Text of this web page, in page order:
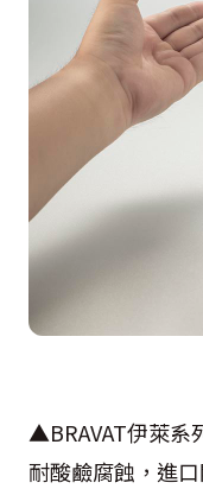
▲BRAVAT伊萊系
耐酸鹼腐蝕，進